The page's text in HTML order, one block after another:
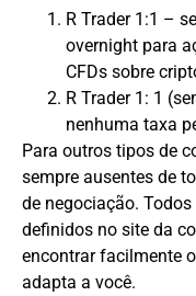
R Trader 1:1 –
overnight para
CFDs sobre
R Trader 1: 1
nenhuma taxa
Para outros tipos de
sempre ausentes de
de negociação.
definidos no site da
encontrar facilmente
adapta a você.